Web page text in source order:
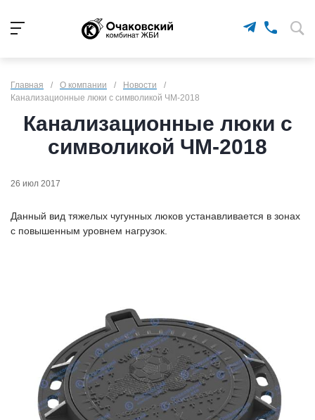
Главная / О компании / Новости
/
Канализационные люки с символикой ЧМ-2018
Канализационные люки с
символикой ЧМ-2018
26 июл 2017
Данный вид тяжелых чугунных люков устанавливается в зонах
с повышенным уровнем нагрузок.